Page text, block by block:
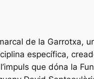
de la Garrotxa,
específica,
que dóna la